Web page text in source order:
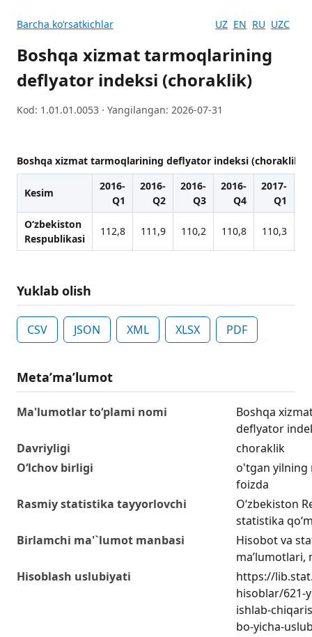
Barcha koʻrsatkichlar UZ EN RU UZC
Boshqa xizmat tarmoqlarining
deflyator indeksi (choraklik)
Kod: 1.01.01.0053 · Yangilangan: 2026-07-31
Boshqa xizmat tarmoqlarining deflyator indeksi (choraklik)
Kesim
2016-
Q1
2016-
Q2
2016-
Q3
2016-
Q4
2017-
Q1
O‘zbekiston
Respublikasi
112,8 111,9 110,2 110,8 110,3
Yuklab olish
CSV JSON XML XLSX PDF
Metaʼmaʼlumot
Ma'lumotlar to‘plami nomi
Boshqa
deflyator
Davriyligi
choraklik
O‘lchov birligi
o'tgan yilning
foizda
Rasmiy statistika tayyorlovchi
O‘zbekiston
statistika
Birlamchi ma'`lumot manbasi
Hisobot va
ma’lumotlari,
Hisoblash uslubiyati
https://
hisoblar/621-
ishlab-
bo-yicha-